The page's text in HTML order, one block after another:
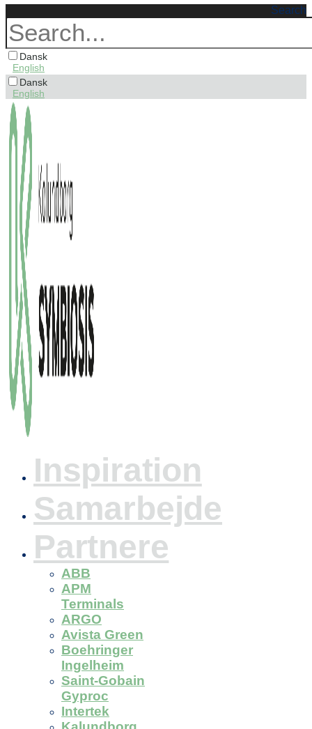
Search
Dansk
English
Dansk
English
Inspiration
Samarbejde
Partnere
ABB
APM
Terminals
ARGO
Avista Green
Boehringer
Ingelheim
Saint-Gobain
Gyproc
Intertek